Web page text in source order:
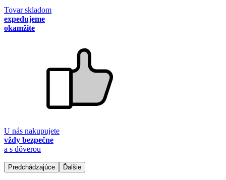
Tovar skladom
expedujeme
okamžite
U nás nakupujete
vždy bezpečne
a s dôverou
Predchádzajúce Ďalšie